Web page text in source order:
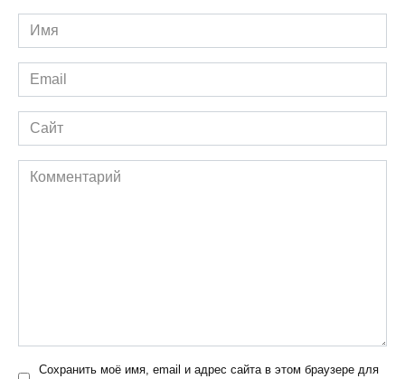
Имя
*
Email
*
Сайт
Комментарий
Сохранить моё имя, email и адрес сайта в этом браузере для